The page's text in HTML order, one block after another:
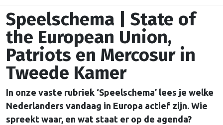
Speelschema | State of
the European Union,
Patriots en Mercosur in
Tweede Kamer
In onze vaste rubriek ‘Speelschema’ lees je welke
Nederlanders vandaag in Europa actief zijn. Wie
spreekt waar, en wat staat er op de agenda?